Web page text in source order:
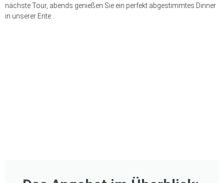
nächste Tour, abends genießen Sie ein perfekt abgestimmtes Dinner
in unserer Ente…